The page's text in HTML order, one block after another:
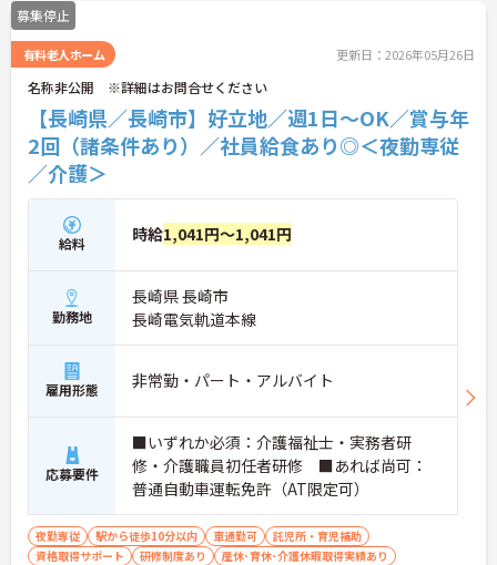
募集停止
有料老人ホーム 更新日：2026年05月26日
名称非公開 ※詳細はお問合せください
【長崎県／長崎市】好立地／週1日～OK／賞与年
2回（諸条件あり）／社員給食あり◎＜夜勤専従
／介護＞
給料 時給1,041円～1,041円
勤務地
長崎県 長崎市
長崎電気軌道本線
雇用形態 非常勤・パート・アルバイト
応募要件
■いずれか必須：介護福祉士・実務者研
修・介護職員初任者研修 ■あれば尚可：
普通自動車運転免許（AT限定可）
夜勤専従 駅から徒歩10分以内 車通勤可
託児所・育児補助
資格取得サポート
研修制度あり
産休･育休･介護休暇取得実績あり